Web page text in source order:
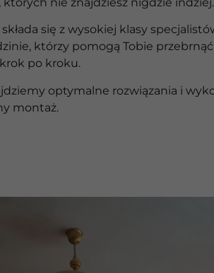
składa się z wysokiej klasy
którzy pomogą Tobie
po kroku.
optymalne rozwiązania i
montaż.